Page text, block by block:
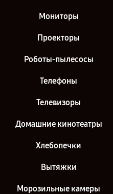
Мониторы
Проекторы
Роботы-пылесосы
Телефоны
Телевизоры
Домашние кинотеатры
Хлебопечки
Вытяжки
Морозильные камеры